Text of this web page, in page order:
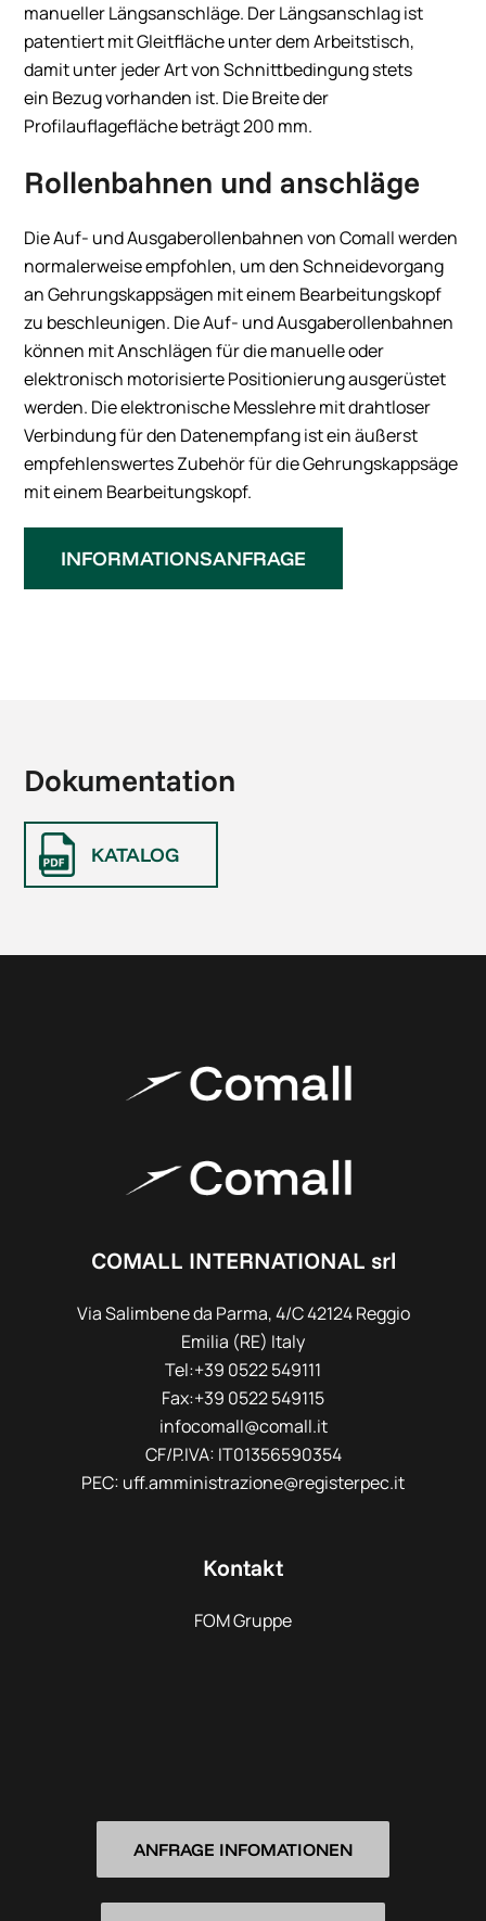
manueller Längsanschläge. Der Längsanschlag ist
patentiert mit Gleitfläche unter dem Arbeitstisch,
damit unter jeder Art von Schnittbedingung stets
ein Bezug vorhanden ist. Die Breite der
Profilauflagefläche beträgt 200 mm.
Rollenbahnen und anschläge
Die Auf- und Ausgaberollenbahnen von Comall werden
normalerweise empfohlen, um den Schneidevorgang
an Gehrungskappsägen mit einem Bearbeitungskopf
zu beschleunigen. Die Auf- und Ausgaberollenbahnen
können mit Anschlägen für die manuelle oder
elektronisch motorisierte Positionierung ausgerüstet
werden. Die elektronische Messlehre mit drahtloser
Verbindung für den Datenempfang ist ein äußerst
empfehlenswertes Zubehör für die Gehrungskappsäge
mit einem Bearbeitungskopf.
INFORMATIONSANFRAGE
Dokumentation
KATALOG
COMALL INTERNATIONAL srl
Via Salimbene da Parma, 4/C 42124 Reggio
Emilia (RE) Italy
Tel:+39 0522 549111
Fax:+39 0522 549115
infocomall@comall.it
CF/P.IVA: IT01356590354
PEC: uff.amministrazione@registerpec.it
Kontakt
FOM Gruppe
ANFRAGE INFOMATIONEN